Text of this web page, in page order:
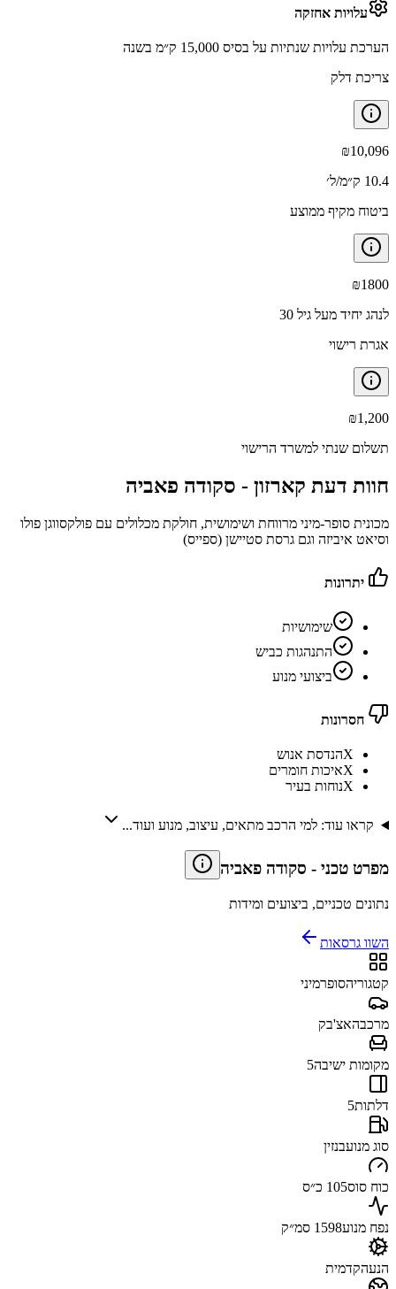
עלויות אחזקה
הערכת עלויות שנתיות על בסיס 15,000 ק״מ בשנה
צריכת דלק
₪10,096
10.4 ק״מ/ל׳
ביטוח מקיף ממוצע
₪1800
לנהג יחיד מעל גיל 30
אגרת רישוי
₪1,200
תשלום שנתי למשרד הרישוי
חוות דעת קארזון - סקודה פאביה
מכונית סופר-מיני מרווחת ושימושית, חולקת מכלולים עם פולקסווגן פולו
וסיאט איביזה וגם גרסת סטיישן (ספייס)
יתרונות
שימושיות
התנהגות כביש
ביצועי מנוע
חסרונות
Xהנדסת אנוש
Xאיכות חומרים
Xנוחות בעיר
קראו עוד: למי הרכב מתאים, עיצוב, מנוע ועוד...
מפרט טכני - סקודה פאביה
נתונים טכניים, ביצועים ומידות
השוו גרסאות
קטגוריהסופרמיני
מרכבהאצ'בק
מקומות ישיבה5
דלתות5
סוג מנועבנזין
כוח סוס105 כ״ס
נפח מנוע1598 סמ״ק
הנעהקדמית